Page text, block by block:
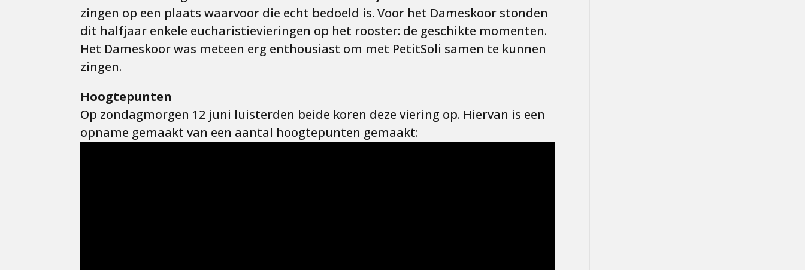
zingen op een plaats waarvoor die echt bedoeld is. Voor het Dameskoor stonden
dit halfjaar enkele eucharistievieringen op het rooster: de geschikte momenten.
Het Dameskoor was meteen erg enthousiast om met PetitSoli samen te kunnen
zingen.
Hoogtepunten
Op zondagmorgen 12 juni luisterden beide koren deze viering op. Hiervan is een
opname gemaakt van een aantal hoogtepunten gemaakt: